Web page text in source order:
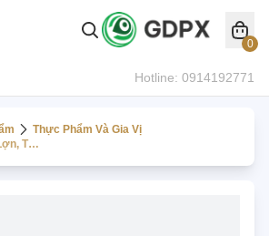
0
Hotline: 0914192771
Thực Phẩm Và Gia Vị
Măng Khô (lưỡi Lợn, Tước, Nứa)